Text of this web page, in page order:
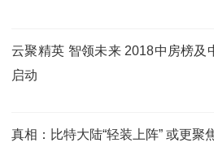
云聚精英 智领未来 2018中房榜及
启动
真相：比特大陆“轻装上阵” 或更聚